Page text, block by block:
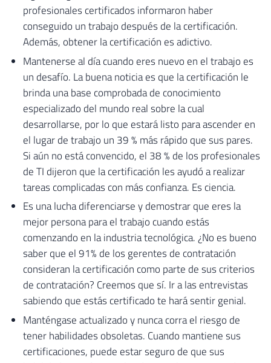
profesionales certificados informaron haber
conseguido un trabajo después de la certificación.
Además, obtener la certificación es adictivo.
Mantenerse al día cuando eres nuevo en el trabajo es
un desafío. La buena noticia es que la certificación le
brinda una base comprobada de conocimiento
especializado del mundo real sobre la cual
desarrollarse, por lo que estará listo para ascender en
el lugar de trabajo un 39 % más rápido que sus pares.
Si aún no está convencido, el 38 % de los profesionales
de TI dijeron que la certificación les ayudó a realizar
tareas complicadas con más confianza. Es ciencia.
Es una lucha diferenciarse y demostrar que eres la
mejor persona para el trabajo cuando estás
comenzando en la industria tecnológica. ¿No es bueno
saber que el 91% de los gerentes de contratación
consideran la certificación como parte de sus criterios
de contratación? Creemos que sí. Ir a las entrevistas
sabiendo que estás certificado te hará sentir genial.
Manténgase actualizado y nunca corra el riesgo de
tener habilidades obsoletas. Cuando mantiene sus
certificaciones, puede estar seguro de que sus